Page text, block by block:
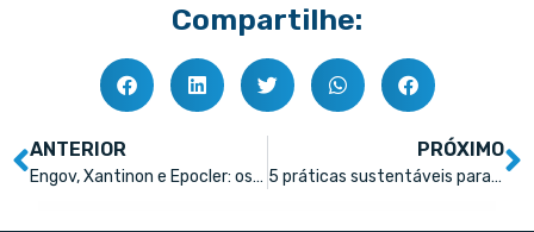
Compartilhe:
ANTERIOR
Engov, Xantinon e Epocler: os medicamentos utilizados pelos brasileiros para a ressaca
PRÓXIMO
5 práticas sustentáveis para as farmácias adotarem